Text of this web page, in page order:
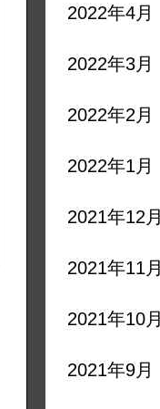
2022年4月
2022年3月
2022年2月
2022年1月
2021年12月
2021年11月
2021年10月
2021年9月